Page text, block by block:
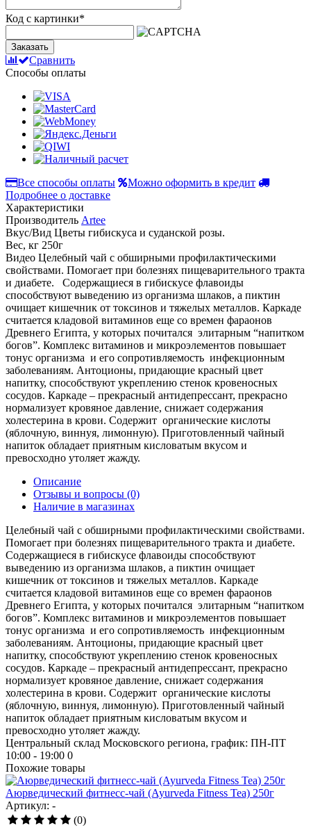
Код с картинки*
Заказать
Сравнить
Способы оплаты
Все способы оплаты
Можно оформить в кредит
Подробнее о доставке
Характеристики
Производитель Artee
Вкус/Вид Цветы гибискуса и суданской розы.
Вес, кг 250г
Видео Целебный чай с обширными профилактическими
свойствами. Помогает при болезнях пищеварительного тракта
и диабете. Содержащиеся в гибискусе флавоиды
способствуют выведению из организма шлаков, а пиктин
очищает кишечник от токсинов и тяжелых металлов. Каркаде
считается кладовой витаминов еще со времен фараонов
Древнего Египта, у которых почитался элитарным “напитком
богов”. Комплекс витаминов и микроэлементов повышает
тонус организма и его сопротивляемость инфекционным
заболеваниям. Антоционы, придающие красный цвет
напитку, способствуют укреплению стенок кровеносных
сосудов. Каркаде – прекрасный антидепрессант, прекрасно
нормализует кровяное давление, снижает содержания
холестерина в крови. Содержит органические кислоты
(яблочную, виннуя, лимонную). Приготовленный чайный
напиток обладает приятным кисловатым вкусом и
превосходно утоляет жажду.
Описание
Отзывы и вопросы (0)
Наличие в магазинах
Целебный чай с обширными профилактическими свойствами.
Помогает при болезнях пищеварительного тракта и диабете.
Содержащиеся в гибискусе флавоиды способствуют
выведению из организма шлаков, а пиктин очищает
кишечник от токсинов и тяжелых металлов. Каркаде
считается кладовой витаминов еще со времен фараонов
Древнего Египта, у которых почитался элитарным “напитком
богов”. Комплекс витаминов и микроэлементов повышает
тонус организма и его сопротивляемость инфекционным
заболеваниям. Антоционы, придающие красный цвет
напитку, способствуют укреплению стенок кровеносных
сосудов. Каркаде – прекрасный антидепрессант, прекрасно
нормализует кровяное давление, снижает содержания
холестерина в крови. Содержит органические кислоты
(яблочную, виннуя, лимонную). Приготовленный чайный
напиток обладает приятным кисловатым вкусом и
превосходно утоляет жажду.
Центральный склад Московского региона, график: ПН-ПТ
10:00 - 19:00 0
Похожие товары
Аюрведический фитнесс-чай (Ayurveda Fitness Tea) 250г
Артикул: -
(0)